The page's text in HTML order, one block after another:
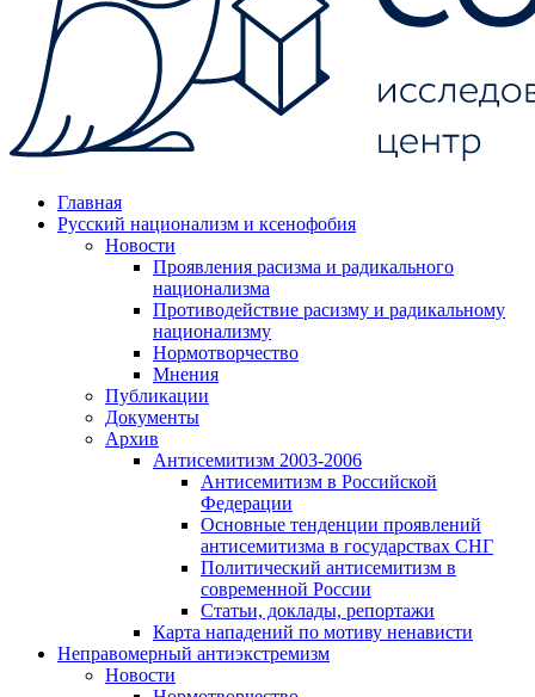
Главная
Русский национализм и ксенофобия
Новости
Проявления расизма и радикального
национализма
Противодействие расизму и радикальному
национализму
Нормотворчество
Мнения
Публикации
Документы
Архив
Антисемитизм 2003-2006
Антисемитизм в Российской
Федерации
Основные тенденции проявлений
антисемитизма в государствах СНГ
Политический антисемитизм в
современной России
Статьи, доклады, репортажи
Карта нападений по мотиву ненависти
Неправомерный антиэкстремизм
Новости